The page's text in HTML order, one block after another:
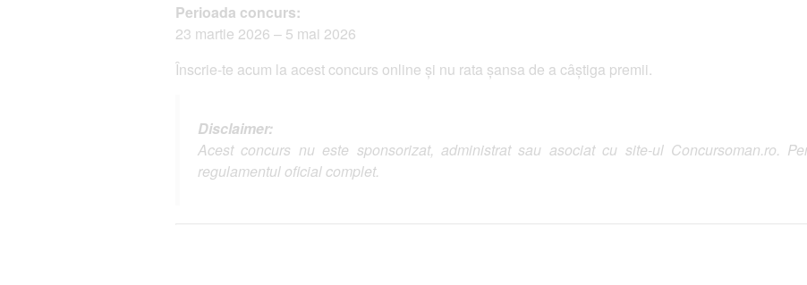
Perioada concurs:
23 martie 2026 – 5 mai 2026
Înscrie-te acum la acest concurs online și nu rata șansa de a câștiga premii.
Disclaimer:
Acest concurs nu este sponsorizat, administrat sau asociat cu site-ul Concursoman.ro.
regulamentul oficial complet.